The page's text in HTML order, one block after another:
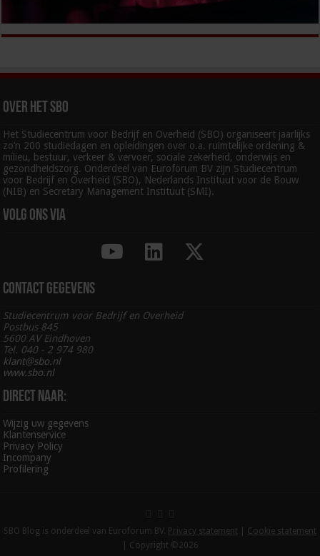
Over het SBO
Het Studiecentrum voor Bedrijf en Overheid (SBO) organiseert jaarlijks
zo’n 200 studiedagen en opleidingen over o.a. ruimtelijke ordening &
milieu, bestuur, verkeer & vervoer, sociale zekerheid, onderwijs en
gezondheidszorg. Onderdeel van Euroforum BV zijn Studiecentrum
voor Bedrijf en Overheid (SBO), Nederlands Instituut voor de Bouw
(NIB) en Secretary Management Instituut (SMI).
Volg ons via
Contact gegevens
Studiecentrum voor Bedrijf en Overheid
Postbus 845
5600 AV Eindhoven
Tel. 040 - 2 974 980
klant@sbo.nl
www.sbo.nl
Direct naar:
Wijzig uw gegevens
Klantenservice
Privacy Policy
Incompany
Profilering
SBO Blog is onderdeel van Euroforum BV. Privacy statement
Cookie statement
| Copyright ©2026